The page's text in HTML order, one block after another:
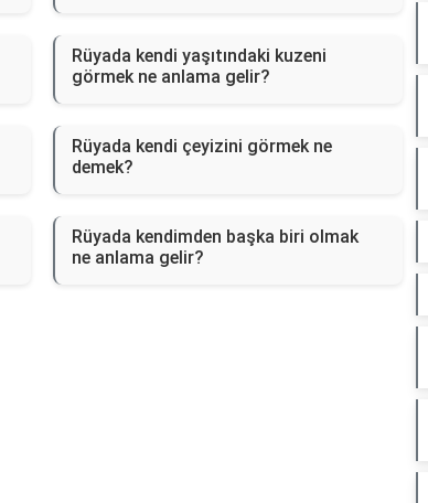
Rüyada kendi yaşıtındaki kuzeni
görmek ne anlama gelir?
Rüyada kendi çeyizini görmek ne
demek?
Rüyada kendimden başka biri olmak
ne anlama gelir?